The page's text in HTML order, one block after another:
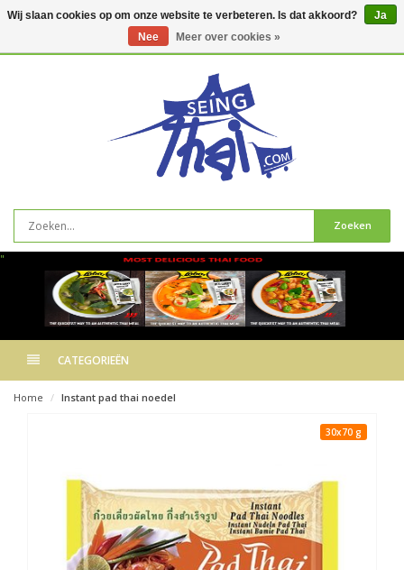
Zoeken
"
CATEGORIEËN
Home Instant pad thai noedel
30x70 g
Wij slaan cookies op om onze website te verbeteren. Is dat akkoord?
Ja
Nee
Meer over cookies »